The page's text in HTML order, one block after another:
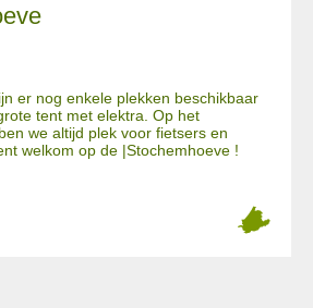
er nog enkele plekken beschikbaar
tent met elektra. Op het
we altijd plek voor fietsers en
welkom op de |Stochemhoeve !